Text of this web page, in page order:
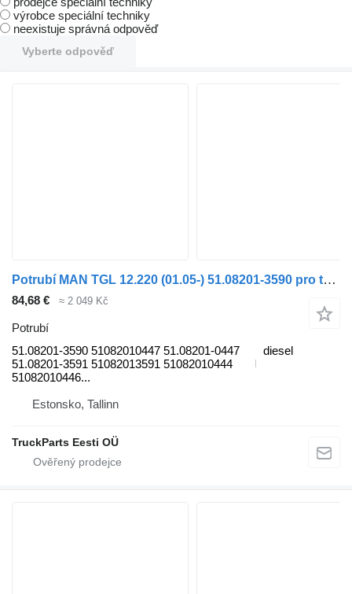
výrobce speciální techniky
neexistuje správná odpověď
Vyberte odpověď
Potrubí MAN TGL 12.220 (01.05-) 51.08201-3590 pro tahače MAN TGL, TGM, TGS, TGX (2005-2021)
84,68 € ≈ 2 049 Kč
Potrubí
51.08201-3590 51082010447 51.08201-0447
51.08201-3591 51082013591 51082010444
51082010446...
diesel
Estonsko, Tallinn
TruckParts Eesti OÜ